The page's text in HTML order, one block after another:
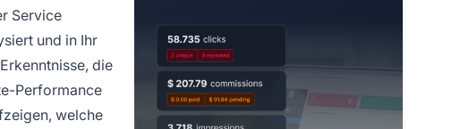
Service
und in Ihr
die
Performance
welche